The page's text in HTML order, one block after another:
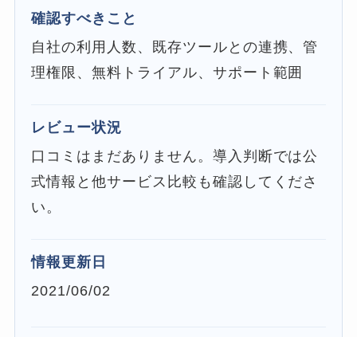
確認すべきこと
自社の利用人数、既存ツールとの連携、管
理権限、無料トライアル、サポート範囲
レビュー状況
口コミはまだありません。導入判断では公
式情報と他サービス比較も確認してくださ
い。
情報更新日
2021/06/02